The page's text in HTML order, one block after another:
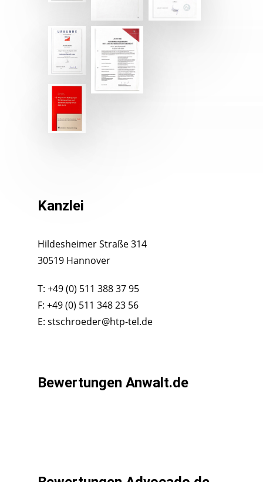
Kanzlei
Hildesheimer Straße 314
30519 Hannover
T: +49 (0) 511 388 37 95
F: +49 (0) 511 348 23 56
E: stschroeder@htp-tel.de
Bewertungen Anwalt.de